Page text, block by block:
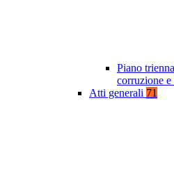
Piano
corruzione
Atti generali 71